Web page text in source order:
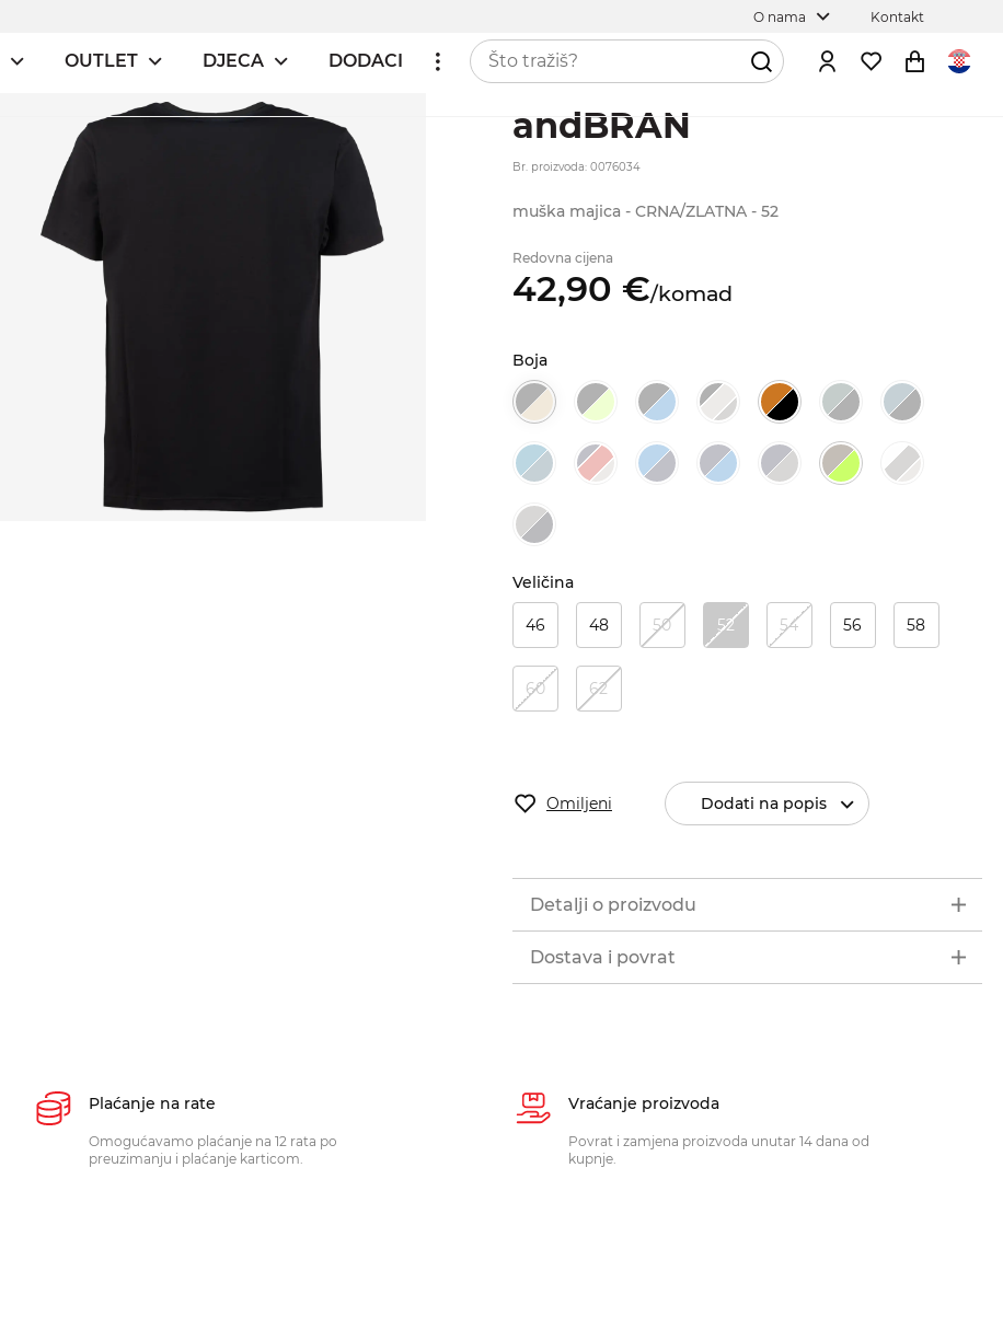
O nama Kontakt
OUTLET DJECA DODACI
andBRAN
Br. proizvoda: 0076034
muška majica - CRNA/ZLATNA - 52
Redovna cijena
42,90 €/komad
Boja
Veličina
46 48 50 52 54 56 58
60 62
Omiljeni Dodati na popis
Detalji o proizvodu
Dostava i povrat
Plaćanje na rate
Omogućavamo plaćanje na 12 rata po
preuzimanju i plaćanje karticom.
Vraćanje proizvoda
Povrat i zamjena proizvoda unutar 14 dana od
kupnje.